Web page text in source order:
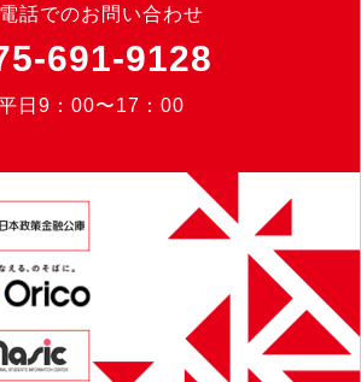
話でのお問い合わせ
691-9128
日9：00〜17：00